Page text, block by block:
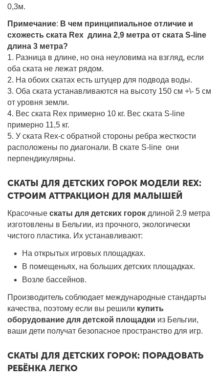
0,3м.
Примечание: В чем принципиальное отличие и
схожесть ската Rex длина 2,9 метра от ската S-line
длина 3 метра?
1. Разница в длине, но она неуловима на взгляд, если
оба ската не лежат рядом.
2. На обоих скатах есть штуцер для подвода воды.
3. Оба ската устанавливаются на высоту 150 см +\- 5 см
от уровня земли.
4. Вес ската Rex примерно 10 кг. Вес ската S-line
примерно 11,5 кг.
5. У ската Rex-с обратной стороны ребра жесткости
расположены по диагонали. В скате S-line они
перпендикулярны.
СКАТЫ ДЛЯ ДЕТСКИХ ГОРОК МОДЕЛИ REX:
СТРОИМ АТТРАКЦИОН ДЛЯ МАЛЫШЕЙ
Красочные скаты для детских горок длиной 2.9 метра
изготовлены в Бельгии, из прочного, экологически
чистого пластика. Их устанавливают:
На открытых игровых площадках.
В помещеньях, на больших детских площадках.
Возле бассейнов.
Производитель соблюдает международные стандарты
качества, поэтому если вы решили купить
оборудование для детской площадки из Бельгии,
ваши дети получат безопасное пространство для игр.
СКАТЫ ДЛЯ ДЕТСКИХ ГОРОК: ПОРАДОВАТЬ
РЕБЁНКА ЛЕГКО